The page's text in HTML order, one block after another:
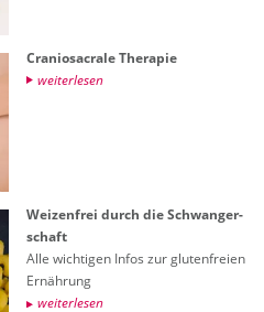
Cra­nio­sa­cra­le The­ra­pie
wei­ter­le­sen
Wei­zen­frei durch die Schwan­ger­
schaft
Alle wich­ti­gen Infos zur glu­ten­frei­en
Er­näh­rung
wei­ter­le­sen